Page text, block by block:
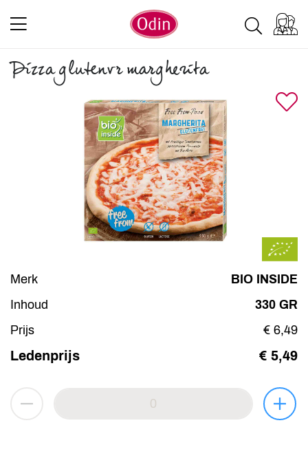
Pizza glutenvr margherita
Merk
BIO INSIDE
Inhoud
330 GR
Prijs
€ 6,49
Ledenprijs € 5,49